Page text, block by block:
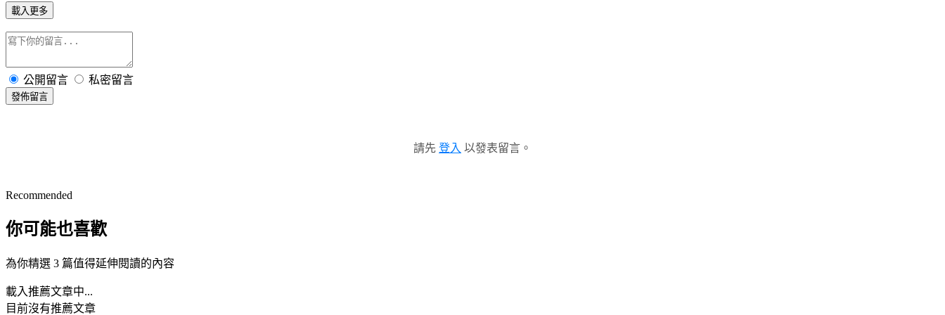
載入更多
公開留言 私密留言
發佈留言
請先 登入 以發表留言。
Recommended
你可能也喜歡
為你精選 3 篇值得延伸閱讀的內容
載入推薦文章中...
目前沒有推薦文章